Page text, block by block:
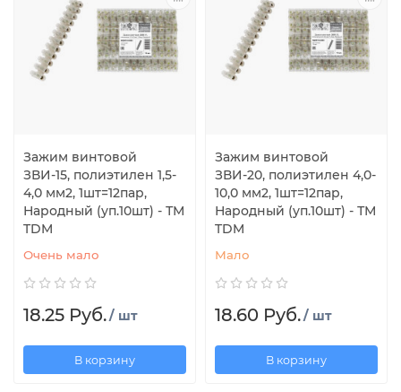
Зажим винтовой
ЗВИ-15, полиэтилен 1,5-
4,0 мм2, 1шт=12пар,
Народный (уп.10шт) - ТМ
TDM
Очень мало
18.25 Руб./ шт
В корзину
Зажим винтовой
ЗВИ-20, полиэтилен 4,0-
10,0 мм2, 1шт=12пар,
Народный (уп.10шт) - ТМ
TDM
Мало
18.60 Руб./ шт
В корзину